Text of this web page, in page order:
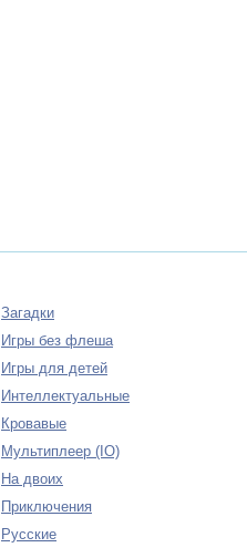
Загадки
Игры без флеша
Игры для детей
Интеллектуальные
Кровавые
Мультиплеер (IO)
На двоих
Приключения
Русские